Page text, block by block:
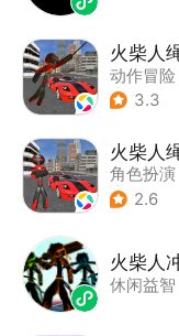
火柴人
动作冒险
| 开放世
3.3
火柴人
角色扮演
| 第三人
2.6
火柴人
休闲益智